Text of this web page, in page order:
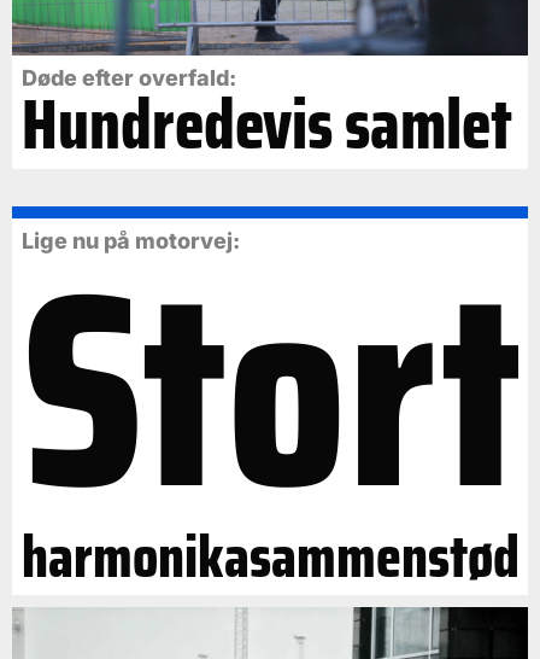
Døde efter overfald:
Hundredevis samlet
Lige nu på motorvej:
Stort
harmonikasammenstød